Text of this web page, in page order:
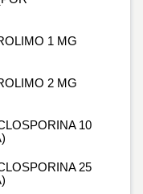
1 MG
2 MG
10
25